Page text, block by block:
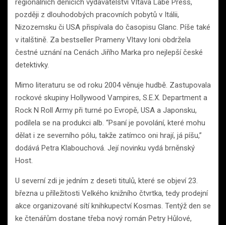
regionálních denících vydavatelství Vltava Labe Press,
později z dlouhodobých pracovních pobytů v Itálii,
Nizozemsku či USA přispívala do časopisu Glanc. Píše také
v italštině. Za bestseller Prameny Vltavy loni obdržela
čestné uznání na Cenách Jiřího Marka pro nejlepší české
detektivky.
Mimo literaturu se od roku 2004 věnuje hudbě. Zastupovala
rockové skupiny Hollywood Vampires, S.E.X. Department a
Rock N Roll Army při turné po Evropě, USA a Japonsku,
podílela se na produkci alb. “Psaní je povolání, které mohu
dělat i ze severního pólu, takže zatímco oni hrají, já píšu,”
dodává Petra Klabouchová. Její novinku vydá brněnský
Host.
U severní zdi je jedním z deseti titulů, které se objeví 23.
března u příležitosti Velkého knižního čtvrtka, tedy prodejní
akce organizované sítí knihkupectví Kosmas. Tentýž den se
ke čtenářům dostane třeba nový román Petry Hůlové,